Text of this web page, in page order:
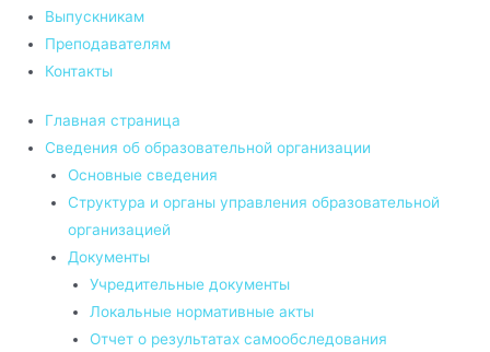
Выпускникам
Преподавателям
Контакты
Главная страница
Сведения об образовательной организации
Основные сведения
Структура и органы управления образовательной
организацией
Документы
Учредительные документы
Локальные нормативные акты
Отчет о результатах самообследования